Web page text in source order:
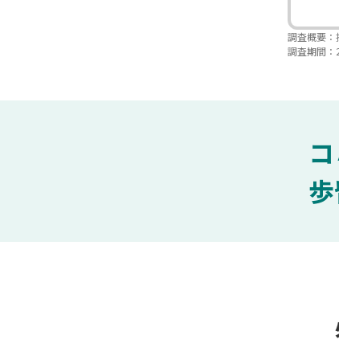
調査概要：
調査期間